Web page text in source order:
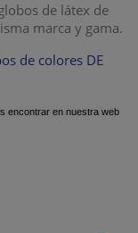
de látex de
marca y gama.
de colores DE
encontrar en nuestra web